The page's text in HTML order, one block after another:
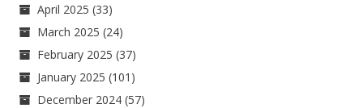
April 2025 (33)
March 2025 (24)
February 2025 (37)
January 2025 (101)
December 2024 (57)